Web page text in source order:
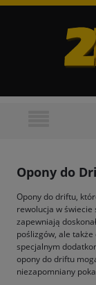
Opony do
Opony do driftu,
rewolucja w
zapewniają
poślizgów, ale
specjalnym
opony do driftu
niezapomniany